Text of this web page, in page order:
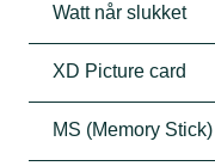
Watt når slukket
XD Picture card
MS (Memory Stick)